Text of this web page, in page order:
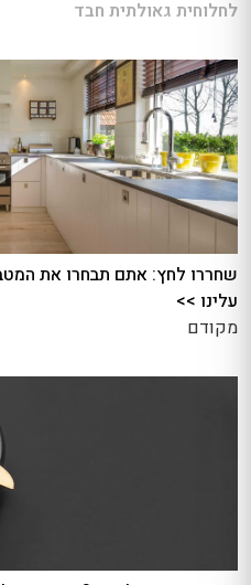
לחלוחית גאולתית חבד
שחררו לחץ: אתם תבחרו את
עלינו >>
מקודם